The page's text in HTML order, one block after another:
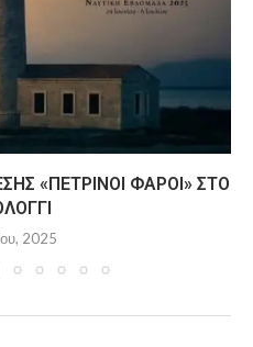
«ΠΈΤΡΙΝΟΙ ΦΆΡΟΙ» ΣΤΟ
2025